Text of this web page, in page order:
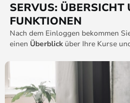
SERVUS: ÜBERSICHT
FUNKTIONEN​
Nach dem Einloggen bekommen
einen Überblicküber Ihre Kurse